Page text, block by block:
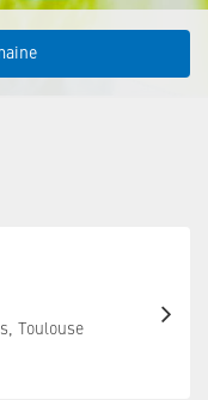
Toulouse